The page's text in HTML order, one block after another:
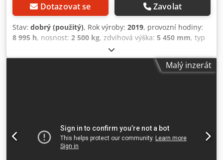
Dotazovat se Zavolat
Stav: dobrý (použitý), Rok výroby: 2019, provozní hodiny:
8 995 h, nosnost: 2 500 kg, zdvihová výška: 5 450 mm, typ
triplex
mm, Still RX 70-25 Triplo 545 Freelift/Boční posuv / 4. a 5.
funkce, diesel, 2019 Video lze zaslat přes Whatsapp. Stálá
obchodní podmínky) Pro prohlídku a/nebo zkušební jízdu
si můžete nezávazně sjednat schůzku. Prosíme, zavolejte
předem, nejsme stále přítomni. Van de Wert Trading B.V.
Malý inzerát